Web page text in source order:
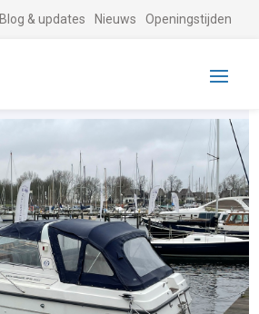
Blog & updates Nieuws Openingstijden